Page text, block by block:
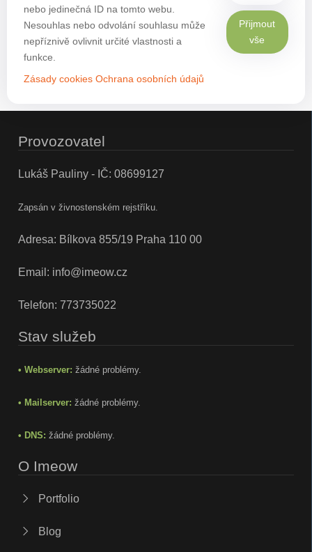
nebo jedinečná ID na tomto webu.
Nesouhlas nebo odvolání souhlasu může
nepříznivě ovlivnit určité vlastnosti a
funkce.
Zásady cookies Ochrana osobních údajů
Přijmout
vše
Provozovatel
Lukáš Pauliny - IČ: 08699127
Zapsán v živnostenském rejstříku.
Adresa: Bílkova 855/19 Praha 110 00
Email: info@imeow.cz
Telefon: 773735022
Stav služeb
• Webserver: žádné problémy.
• Mailserver: žádné problémy.
• DNS: žádné problémy.
O Imeow
Portfolio
Blog